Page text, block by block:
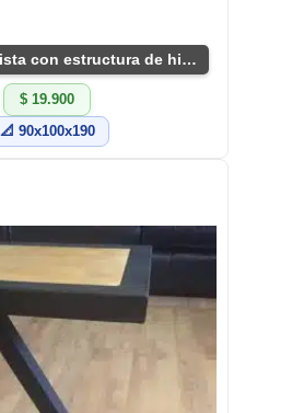
Cama minimalista con estructura de hierro y madera
$ 19.900
📐 90x100x190